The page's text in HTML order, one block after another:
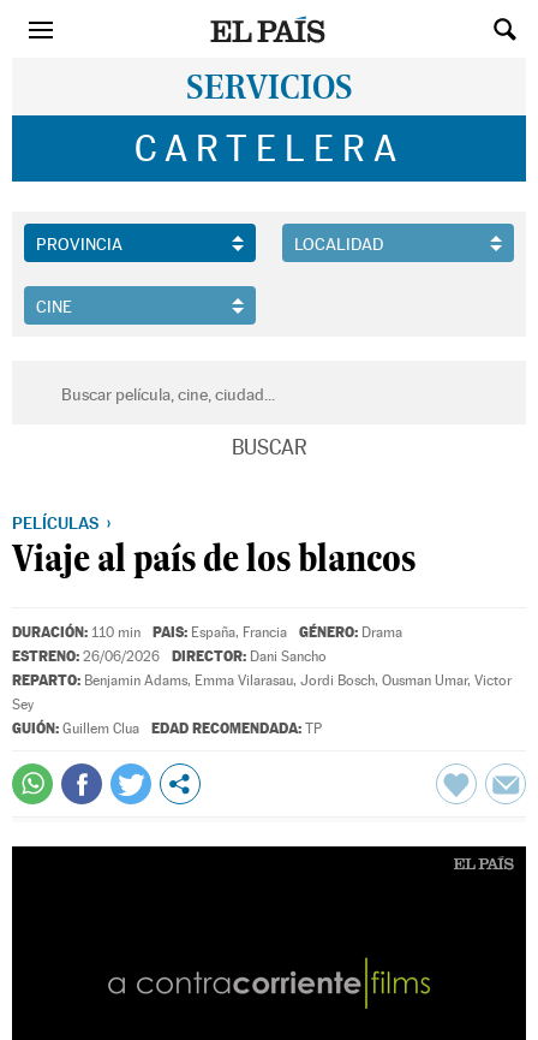
SERVICIOS
CARTELERA
PELÍCULAS
Viaje al país de los blancos
DURACIÓN: 110 min PAIS: España, Francia GÉNERO: Drama
ESTRENO: 26/06/2026 DIRECTOR: Dani Sancho
REPARTO: Benjamin Adams, Emma Vilarasau, Jordi Bosch, Ousman Umar, Victor
Sey
GUIÓN: Guillem Clua EDAD RECOMENDADA: TP